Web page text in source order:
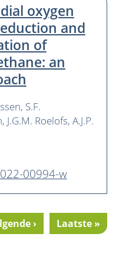
oxygen
and
of
an
S.F.
J.G.M. Roelofs A.J.P.
00994-w
›
Last
page
Laatste »